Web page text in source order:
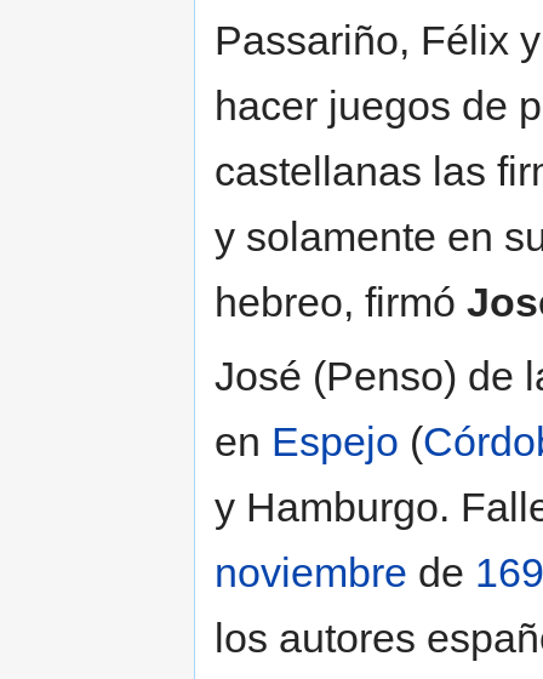
Passariño, Félix
hacer juegos de
castellanas las
y solamente en
hebreo, firmó
José (Penso) de
en Espejo (
y Hamburgo.
noviembre de
los autores